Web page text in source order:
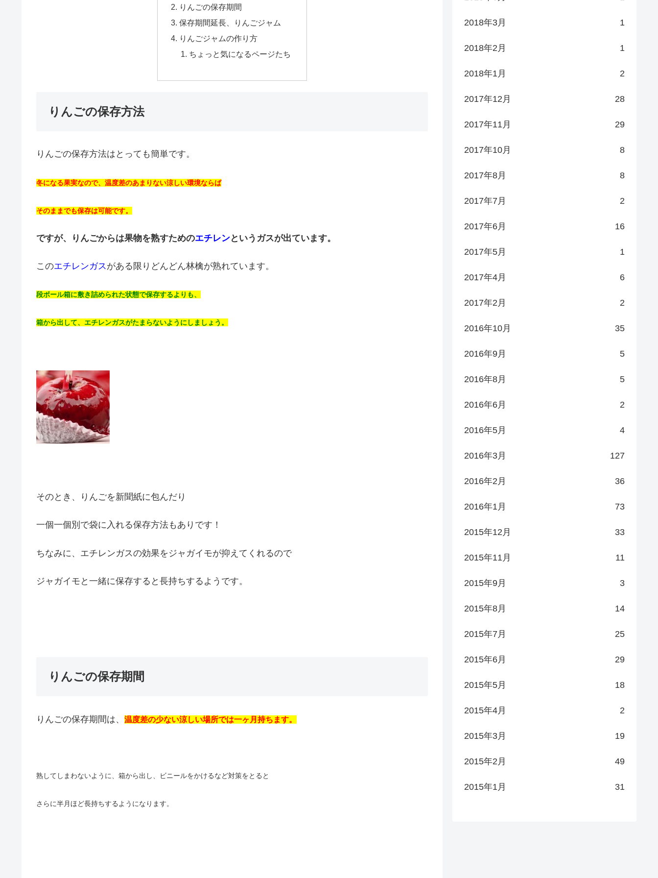
りんごの保存期間
保存期間延長、りんごジャム
りんごジャムの作り方
ちょっと気になるページたち
りんごの保存方法
りんごの保存方法はとっても簡単です。
冬になる果実なので、温度差のあまりない涼しい環境ならば
そのままでも保存は可能です。
ですが、りんごからは果物を熟すためのエチレンというガスが出ています。
このエチレンガスがある限りどんどん林檎が熟れています。
段ボール箱に敷き詰められた状態で保存するよりも、
箱から出して、エチレンガスがたまらないようにしましょう。
そのとき、りんごを新聞紙に包んだり
一個一個別で袋に入れる保存方法もありです！
ちなみに、エチレンガスの効果をジャガイモが抑えてくれるので
ジャガイモと一緒に保存すると長持ちするようです。
りんごの保存期間
りんごの保存期間は、 温度差の少ない涼しい場所では一ヶ月持ちます。
熟してしまわないように、箱から出し、ビニールをかけるなど対策をとると
さらに半月ほど長持ちするようになります。
2018年3月 1
2018年2月 1
2018年1月 2
2017年12月 28
2017年11月 29
2017年10月 8
2017年8月 8
2017年7月 2
2017年6月 16
2017年5月 1
2017年4月 6
2017年2月 2
2016年10月 35
2016年9月 5
2016年8月 5
2016年6月 2
2016年5月 4
2016年3月 127
2016年2月 36
2016年1月 73
2015年12月 33
2015年11月 11
2015年9月 3
2015年8月 14
2015年7月 25
2015年6月 29
2015年5月 18
2015年4月 2
2015年3月 19
2015年2月 49
2015年1月 31